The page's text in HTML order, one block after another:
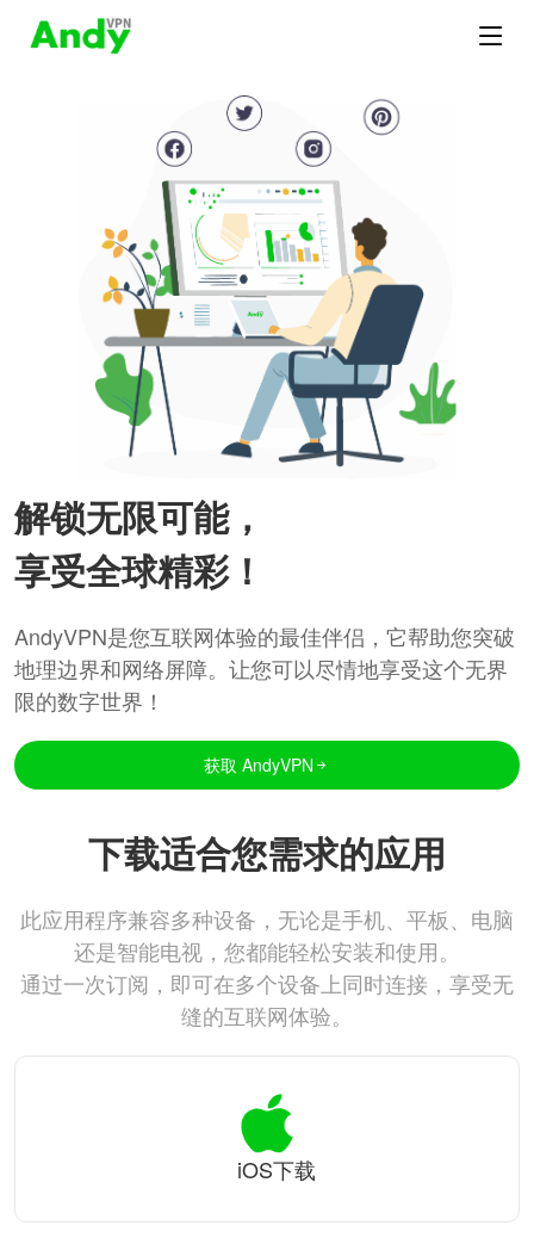
解锁无限可能，
享受全球精彩！
AndyVPN是您互联网体验的最佳伴侣，它帮助您突破
地理边界和网络屏障。让您可以尽情地享受这个无界
限的数字世界！
获取 AndyVPN
下载适合您需求的应用
此应用程序兼容多种设备，无论是手机、平板、电脑
还是智能电视，您都能轻松安装和使用。
通过一次订阅，即可在多个设备上同时连接，享受无
缝的互联网体验。
iOS下载